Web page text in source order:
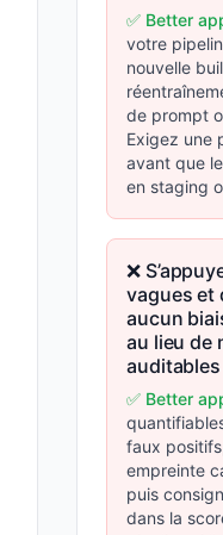
✅ Better
votre
nouvelle
de prompt
Exigez une
avant que
en staging
❌
vagues et
aucun
au lieu de
auditables
✅ Better
faux
empreinte
puis
dans la